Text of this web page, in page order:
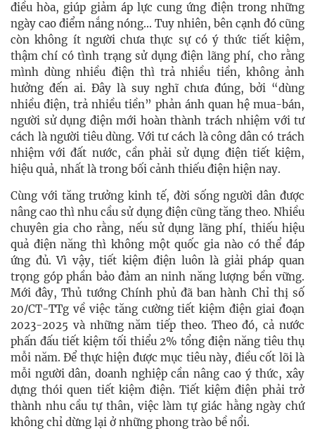
điều hòa, giúp giảm áp lực cung ứng điện trong những
ngày cao điểm nắng nóng... Tuy nhiên, bên cạnh đó cũng
còn không ít người chưa thực sự có ý thức tiết kiệm,
thậm chí có tình trạng sử dụng điện lãng phí, cho rằng
mình dùng nhiều điện thì trả nhiều tiền, không ảnh
hưởng đến ai. Đây là suy nghĩ chưa đúng, bởi “dùng
nhiều điện, trả nhiều tiền” phản ánh quan hệ mua-bán,
người sử dụng điện mới hoàn thành trách nhiệm với tư
cách là người tiêu dùng. Với tư cách là công dân có trách
nhiệm với đất nước, cần phải sử dụng điện tiết kiệm,
hiệu quả, nhất là trong bối cảnh thiếu điện hiện nay.
Cùng với tăng trưởng kinh tế, đời sống người dân được
nâng cao thì nhu cầu sử dụng điện cũng tăng theo. Nhiều
chuyên gia cho rằng, nếu sử dụng lãng phí, thiếu hiệu
quả điện năng thì không một quốc gia nào có thể đáp
ứng đủ. Vì vậy, tiết kiệm điện luôn là giải pháp quan
trọng góp phần bảo đảm an ninh năng lượng bền vững.
Mới đây, Thủ tướng Chính phủ đã ban hành Chỉ thị số
20/CT-TTg về việc tăng cường tiết kiệm điện giai đoạn
2023-2025 và những năm tiếp theo. Theo đó, cả nước
phấn đấu tiết kiệm tối thiểu 2% tổng điện năng tiêu thụ
mỗi năm. Để thực hiện được mục tiêu này, điều cốt lõi là
mỗi người dân, doanh nghiệp cần nâng cao ý thức, xây
dựng thói quen tiết kiệm điện. Tiết kiệm điện phải trở
thành nhu cầu tự thân, việc làm tự giác hằng ngày chứ
không chỉ dừng lại ở những phong trào bề nổi.